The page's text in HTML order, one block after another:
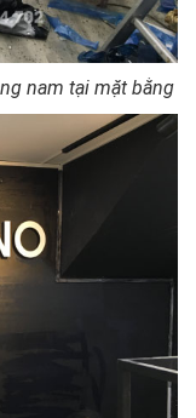
nam tại mặt bằng